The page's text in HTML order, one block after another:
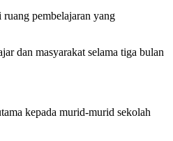
pembelajaran yang
dan masyarakat selama tiga bulan
kepada murid-murid sekolah